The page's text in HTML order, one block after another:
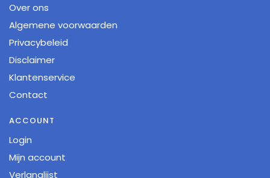
Over ons
Algemene voorwaarden
Privacybeleid
Disclaimer
Klantenservice
Contact
ACCOUNT
Login
Mijn account
Verlanglijst